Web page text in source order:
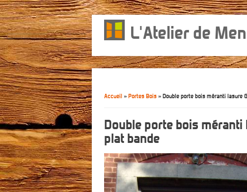
L'Atelier de
Accueil » Portes Bois » Double porte bois méranti lasure
Double porte bois
plat bande